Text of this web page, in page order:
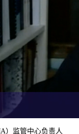
）监管中心负责人